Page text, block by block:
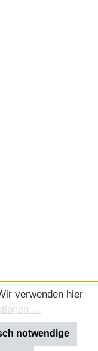
verwenden hier
...
notwendige